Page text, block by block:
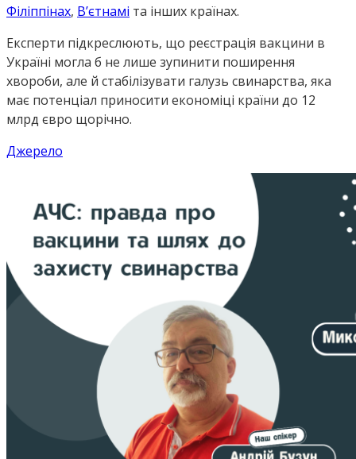
Філіппінах, В’єтнамі та інших країнах.
Експерти підкреслюють, що реєстрація вакцини в
Україні могла б не лише зупинити поширення
хвороби, але й стабілізувати галузь свинарства, яка
має потенціал приносити економіці країни до 12
млрд євро щорічно.
Джерело